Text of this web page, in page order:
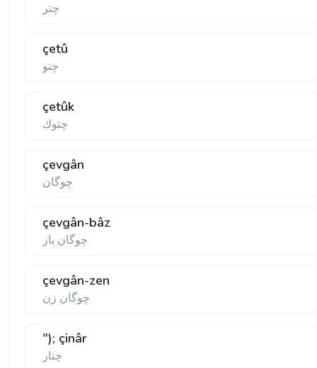
چتر
çetû
چتو
çetûk
چتوك
çevgân
چوگان
çevgân-bâz
چوگان باز
çevgân-zen
چوگان زن
"); çinâr
چنار